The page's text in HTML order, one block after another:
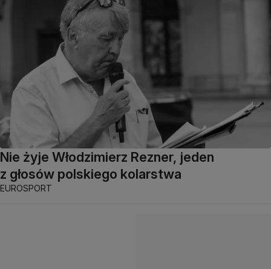
Nie żyje Włodzimierz Rezner, jeden
z głosów polskiego kolarstwa
EUROSPORT